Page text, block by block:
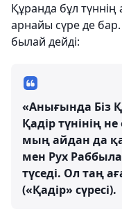
Құранда бұл түннің
арнайы сүре де
былай дейді:
«Анығында Біз
Қадір түнінің не
мың айдан да
мен Рух
түседі. Ол таң
(«Қадір» сүресі).